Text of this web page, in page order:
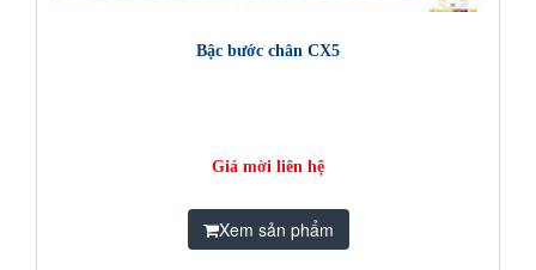
Bậc bước chân CX5
Giá mời liên hệ
Xem sản phẩm